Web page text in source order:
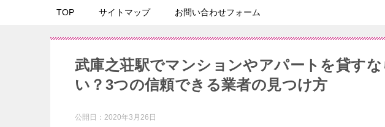
TOP サイトマップ お問い合わせフォーム
武庫之荘駅でマンションやアパートを貸す
い？3つの信頼できる業者の見つけ方
公開日： 2020年3月26日